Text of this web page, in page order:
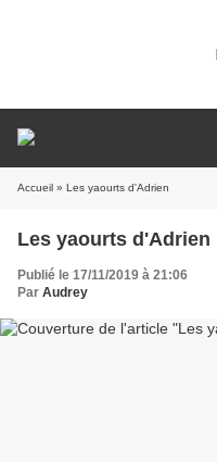
Accueil » Les yaourts d'Adrien
Les yaourts d'Adrien
Publié le 17/11/2019 à 21:06
Par Audrey